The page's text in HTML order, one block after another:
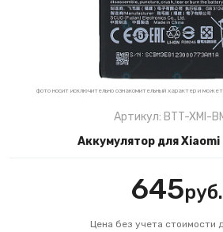
фото носит исключительно ознакомительный характер и может
Артикул: BTT-XMI-
Аккумулятор для Xiaomi
645руб.
Цена без учета стоимости